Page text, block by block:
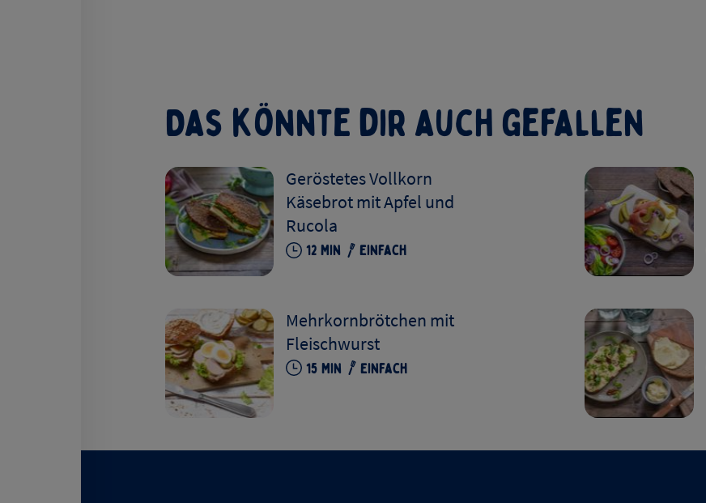
Das könnte dir auch gefallen
Geröstetes Vollkorn
Käsebrot mit Apfel und
Rucola
12 Min Einfach
Mehrkornbrötchen mit
Fleischwurst
15 Min Einfach